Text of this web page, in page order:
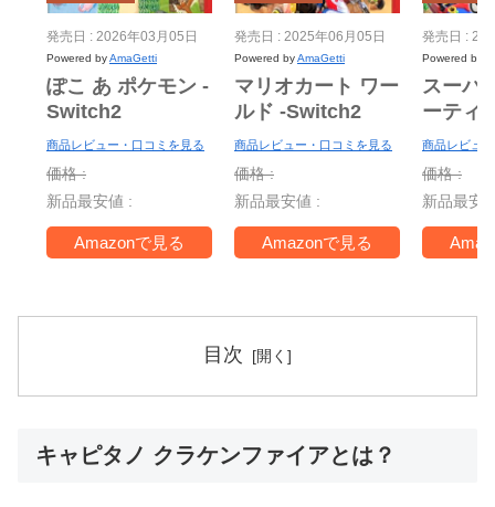
発売日 : 2026年03月05日
Powered byAmaGetti
ぽこ あ ポケモン -
Switch2
商品レビュー・口コミを見る
価格 :
新品最安値 :
Amazonで見る
発売日 : 2025年06月05日
Powered byAmaGetti
マリオカート ワー
ルド -Switch2
商品レビュー・口コミを見る
価格 :
新品最安値 :
Amazonで見る
発売日 :
Powered by
スーパ
ーティ
ー
Switch
＋ ジャ
TV -
商品レビュ
価格 :
新品最安
目次
キャピタノ クラケンファイアとは？